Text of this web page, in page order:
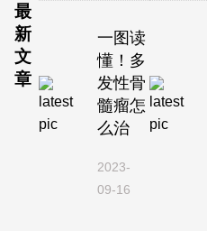
最
新
文
章
一图读
懂！多
发性骨
髓瘤怎
么治
2023-
09-16